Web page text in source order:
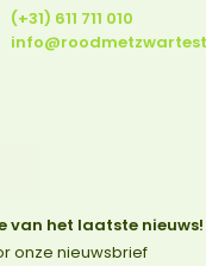
(+31) 611 711 010
van het laatste nieuws!
onze nieuwsbrief